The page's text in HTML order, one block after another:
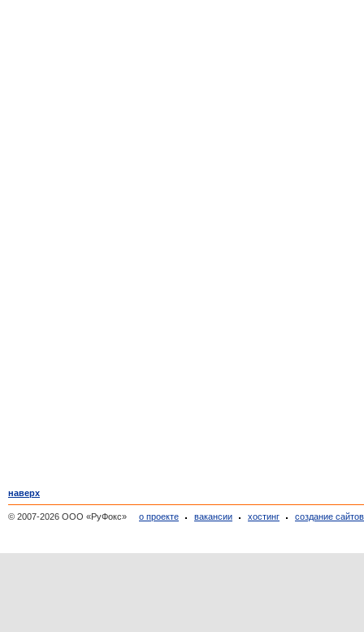
наверх
© 2007-2026 ООО «РуФокс» о проекте вакансии хостинг создание сайтов